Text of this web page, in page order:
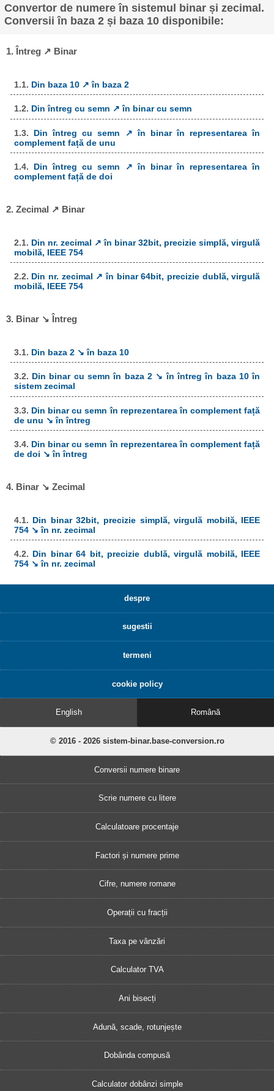
Convertor de numere în sistemul binar și zecimal.
Conversii în baza 2 și baza 10 disponibile:
1. Întreg ↗ Binar
1.1. Din baza 10 ↗ în baza 2
1.2. Din întreg cu semn ↗ în binar cu semn
1.3. Din întreg cu semn ↗ în binar în representarea în
complement față de unu
1.4. Din întreg cu semn ↗ în binar în representarea în
complement față de doi
2. Zecimal ↗ Binar
2.1. Din nr. zecimal ↗ în binar 32bit, precizie simplă, virgulă
mobilă, IEEE 754
2.2. Din nr. zecimal ↗ în binar 64bit, precizie dublă, virgulă
mobilă, IEEE 754
3. Binar ↘ Întreg
3.1. Din baza 2 ↘ în baza 10
3.2. Din binar cu semn în baza 2 ↘ în întreg în baza 10 în
sistem zecimal
3.3. Din binar cu semn în reprezentarea în complement față
de unu ↘ în întreg
3.4. Din binar cu semn în reprezentarea în complement față
de doi ↘ în întreg
4. Binar ↘ Zecimal
4.1. Din binar 32bit, precizie simplă, virgulă mobilă, IEEE
754 ↘ în nr. zecimal
4.2. Din binar 64 bit, precizie dublă, virgulă mobilă, IEEE
754 ↘ în nr. zecimal
despre
sugestii
termeni
cookie policy
English Română
© 2016 - 2026 sistem-binar.base-conversion.ro
Conversii numere binare
Scrie numere cu litere
Calculatoare procentaje
Factori și numere prime
Cifre, numere romane
Operații cu fracții
Taxa pe vânzări
Calculator TVA
Ani bisecți
Adună, scade, rotunjește
Dobânda compusă
Calculator dobânzi simple